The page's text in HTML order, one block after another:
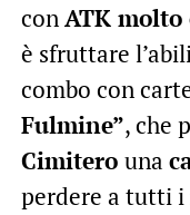
conATK molto
è sfruttare
combo con
Fulmine”, che
Cimitero una
perdere a tutti i